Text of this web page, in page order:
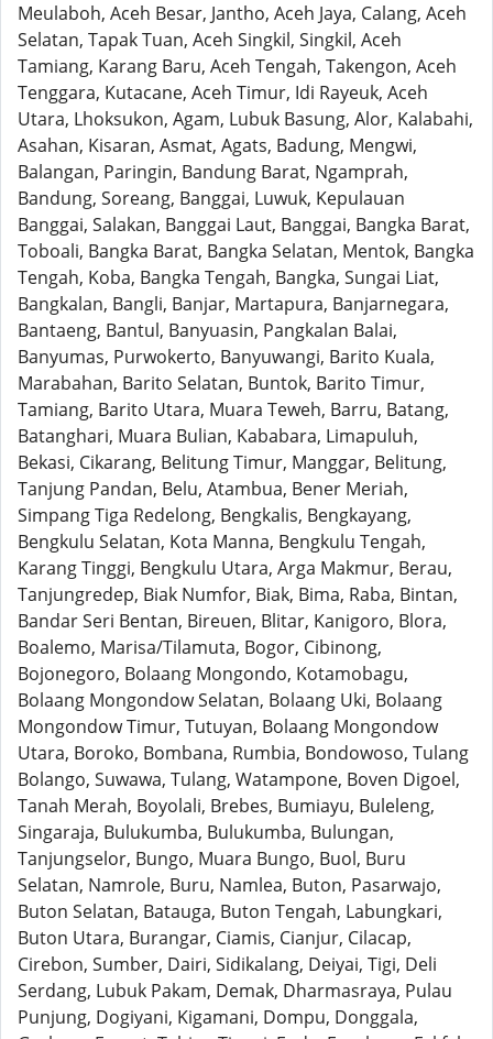
Meulaboh, Aceh Besar, Jantho, Aceh Jaya, Calang, Aceh
Selatan, Tapak Tuan, Aceh Singkil, Singkil, Aceh
Tamiang, Karang Baru, Aceh Tengah, Takengon, Aceh
Tenggara, Kutacane, Aceh Timur, Idi Rayeuk, Aceh
Utara, Lhoksukon, Agam, Lubuk Basung, Alor, Kalabahi,
Asahan, Kisaran, Asmat, Agats, Badung, Mengwi,
Balangan, Paringin, Bandung Barat, Ngamprah,
Bandung, Soreang, Banggai, Luwuk, Kepulauan
Banggai, Salakan, Banggai Laut, Banggai, Bangka Barat,
Toboali, Bangka Barat, Bangka Selatan, Mentok, Bangka
Tengah, Koba, Bangka Tengah, Bangka, Sungai Liat,
Bangkalan, Bangli, Banjar, Martapura, Banjarnegara,
Bantaeng, Bantul, Banyuasin, Pangkalan Balai,
Banyumas, Purwokerto, Banyuwangi, Barito Kuala,
Marabahan, Barito Selatan, Buntok, Barito Timur,
Tamiang, Barito Utara, Muara Teweh, Barru, Batang,
Batanghari, Muara Bulian, Kababara, Limapuluh,
Bekasi, Cikarang, Belitung Timur, Manggar, Belitung,
Tanjung Pandan, Belu, Atambua, Bener Meriah,
Simpang Tiga Redelong, Bengkalis, Bengkayang,
Bengkulu Selatan, Kota Manna, Bengkulu Tengah,
Karang Tinggi, Bengkulu Utara, Arga Makmur, Berau,
Tanjungredep, Biak Numfor, Biak, Bima, Raba, Bintan,
Bandar Seri Bentan, Bireuen, Blitar, Kanigoro, Blora,
Boalemo, Marisa/Tilamuta, Bogor, Cibinong,
Bojonegoro, Bolaang Mongondo, Kotamobagu,
Bolaang Mongondow Selatan, Bolaang Uki, Bolaang
Mongondow Timur, Tutuyan, Bolaang Mongondow
Utara, Boroko, Bombana, Rumbia, Bondowoso, Tulang
Bolango, Suwawa, Tulang, Watampone, Boven Digoel,
Tanah Merah, Boyolali, Brebes, Bumiayu, Buleleng,
Singaraja, Bulukumba, Bulukumba, Bulungan,
Tanjungselor, Bungo, Muara Bungo, Buol, Buru
Selatan, Namrole, Buru, Namlea, Buton, Pasarwajo,
Buton Selatan, Batauga, Buton Tengah, Labungkari,
Buton Utara, Burangar, Ciamis, Cianjur, Cilacap,
Cirebon, Sumber, Dairi, Sidikalang, Deiyai, Tigi, Deli
Serdang, Lubuk Pakam, Demak, Dharmasraya, Pulau
Punjung, Dogiyani, Kigamani, Dompu, Donggala,